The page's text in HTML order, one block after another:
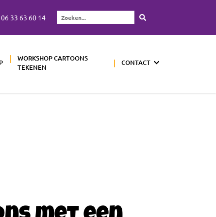
06 33 63 60 14
Zoeken...
WORKSHOP CARTOONS
TEKENEN
CONTACT